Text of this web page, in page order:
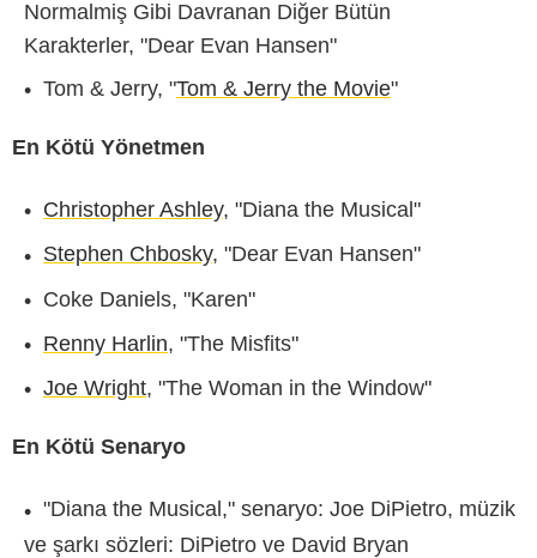
Normalmiş Gibi Davranan Diğer Bütün
Karakterler, "Dear Evan Hansen"
Tom & Jerry, "Tom & Jerry the Movie"
En Kötü Yönetmen
Christopher Ashley, "Diana the Musical"
Stephen Chbosky, "Dear Evan Hansen"
Coke Daniels, "Karen"
Renny Harlin, "The Misfits"
Joe Wright, "The Woman in the Window"
En Kötü Senaryo
"Diana the Musical," senaryo: Joe DiPietro, müzik
ve şarkı sözleri: DiPietro ve David Bryan